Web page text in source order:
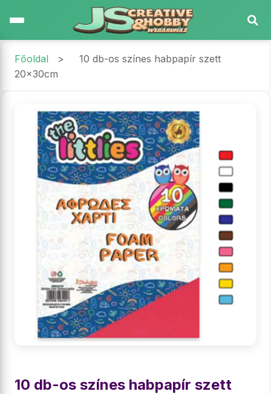
Főoldal >
10 db-os színes habpapír szett
20x30cm
10 db-os színes habpapír szett